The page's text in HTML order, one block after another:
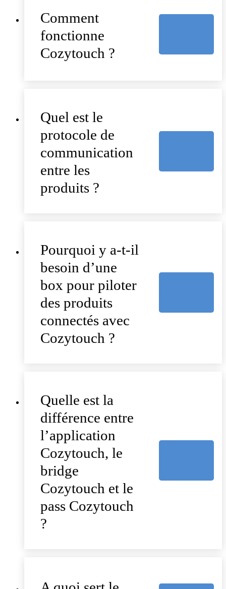
Comment
fonctionne
Cozytouch ?
Quel est le
protocole de
communication
entre les
produits ?
Pourquoi y a-t-il
besoin d’une
box pour piloter
des produits
connectés avec
Cozytouch ?
Quelle est la
différence entre
l’application
Cozytouch, le
bridge
Cozytouch et le
pass Cozytouch
?